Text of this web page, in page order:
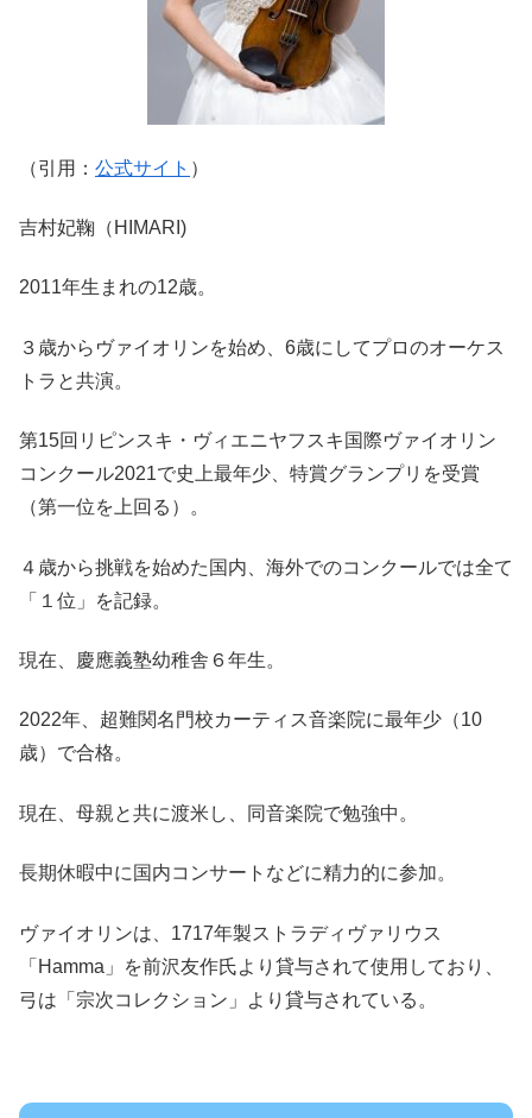
（引用： 公式サイト ）
吉村妃鞠（HIMARI)
2011年生まれの12歳。
３歳からヴァイオリンを始め、 6歳にしてプロのオーケス
トラと共演。
第15回リピンスキ・ヴィエニヤフスキ国際ヴァイオリン
コンクール2021で史上最年少、特賞グランプリを受賞
（第一位を上回る）
。
４歳から挑戦を始めた 国内、海外でのコンクールでは全て
「１位」を記録。
現在、慶應義塾幼稚舎６年生。
2022年、 超難関名門校カーティス音楽院に最年少（10
歳）で合格。
現在、母親と共に渡米し、同音楽院で勉強中。
長期休暇中に国内コンサートなどに精力的に参加。
ヴァイオリンは、 1717年製ストラディヴァリウス
「Hamma」を前沢友作氏より貸与されて使用しており、
弓は「宗次コレクション」より貸与されている。